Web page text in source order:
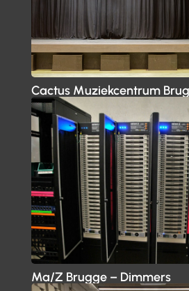
Cactus Muziekcentrum
Ma/Z Brugge – Dimmers